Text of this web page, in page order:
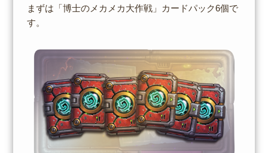
まずは「博士のメカメカ大作戦」カードパック6個で
す。